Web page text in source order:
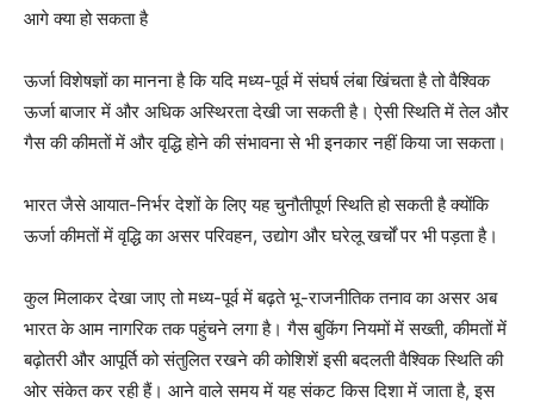
Contact us
Subscription Plans
आगे क्या हो सकता है
ऊर्जा विशेषज्ञों का मानना है कि यदि मध्य-पूर्व में संघर्ष लंबा खिंचता है तो वैश्विक
ऊर्जा बाजार में और अधिक अस्थिरता देखी जा सकती है। ऐसी स्थिति में तेल और
गैस की कीमतों में और वृद्धि होने की संभावना से भी इनकार नहीं किया जा सकता।
भारत जैसे आयात-निर्भर देशों के लिए यह चुनौतीपूर्ण स्थिति हो सकती है क्योंकि
ऊर्जा कीमतों में वृद्धि का असर परिवहन, उद्योग और घरेलू खर्चों पर भी पड़ता है।
कुल मिलाकर देखा जाए तो मध्य-पूर्व में बढ़ते भू-राजनीतिक तनाव का असर अब
भारत के आम नागरिक तक पहुंचने लगा है। गैस बुकिंग नियमों में सख्ती, कीमतों में
बढ़ोतरी और आपूर्ति को संतुलित रखने की कोशिशें इसी बदलती वैश्विक स्थिति की
ओर संकेत कर रही हैं। आने वाले समय में यह संकट किस दिशा में जाता है, इस